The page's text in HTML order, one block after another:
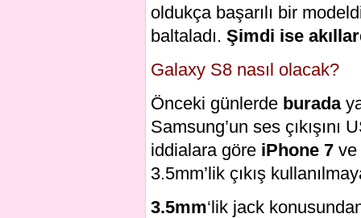
oldukça başarılı bir
baltaladı. Şimdi ise
Galaxy S8 nasıl olacak?
Önceki günlerde burada
Samsung’un ses
iddialara göre iPhone 7 ve
3.5mm’lik çıkış
3.5mm‘lik jack